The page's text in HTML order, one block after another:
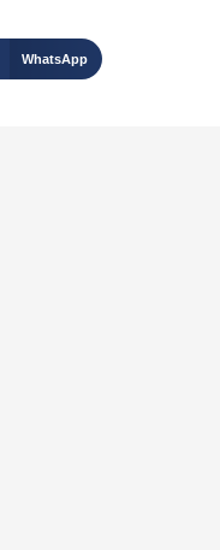
WhatsApp